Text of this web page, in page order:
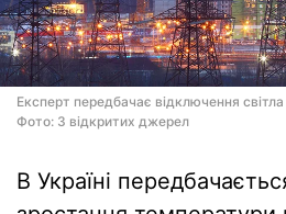
Експерт передбачає відключення світла
Фото: З відкритих джерел
В Україні